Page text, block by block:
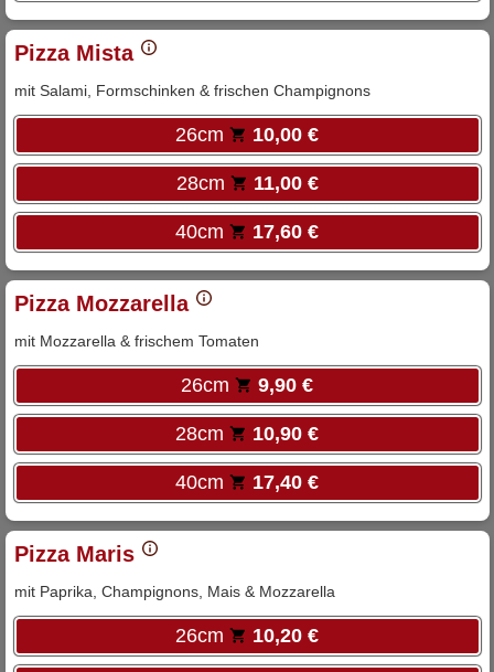
Pizza Mista
mit Salami, Formschinken & frischen Champignons
26cm 10,00 €
28cm 11,00 €
40cm 17,60 €
Pizza Mozzarella
mit Mozzarella & frischem Tomaten
26cm 9,90 €
28cm 10,90 €
40cm 17,40 €
Pizza Maris
mit Paprika, Champignons, Mais & Mozzarella
26cm 10,20 €